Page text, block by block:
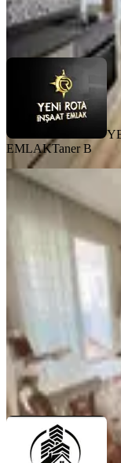
YENİ ROTA
Ara
EMLAKTaner B
MANZARALI
ÇETİN
Ara